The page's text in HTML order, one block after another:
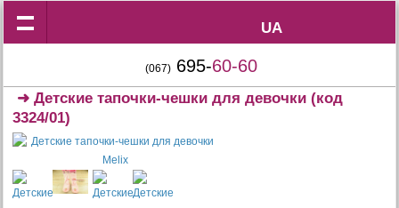
UA
UA
(067) 695-60-60
➜Детские тапочки-чешки для девочки (код
3324/01)